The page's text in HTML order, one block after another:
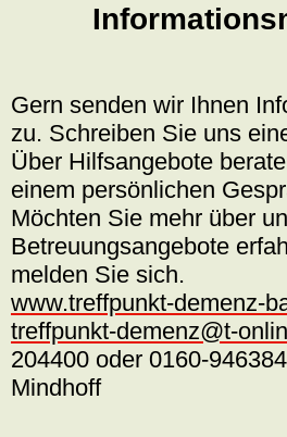
Gern senden wir Ihnen
zu. Schreiben Sie uns
Über Hilfsangebote
einem persönlichen
Möchten Sie mehr über
Betreuungsangebote
melden Sie sich.
www.treffpunkt-demenz-
treffpunkt-demenz@t-
204400 oder 0160-
Mindhoff